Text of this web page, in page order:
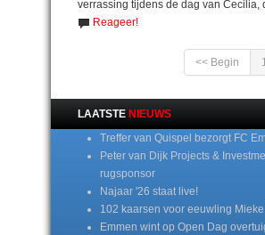
verrassing tijdens de dag van Cecilia,
Reageer!
<< Begin
LAATSTE NIEUWS
Treffer van Quispel bezorgt FC
Peter van Dijk Projects &
rugsponsor
Najaar '26 staat live!
102 kaarsen voor eeuwling
Emmen wint op Open Dag